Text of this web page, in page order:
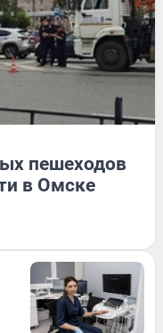
пешеходов
в Омске